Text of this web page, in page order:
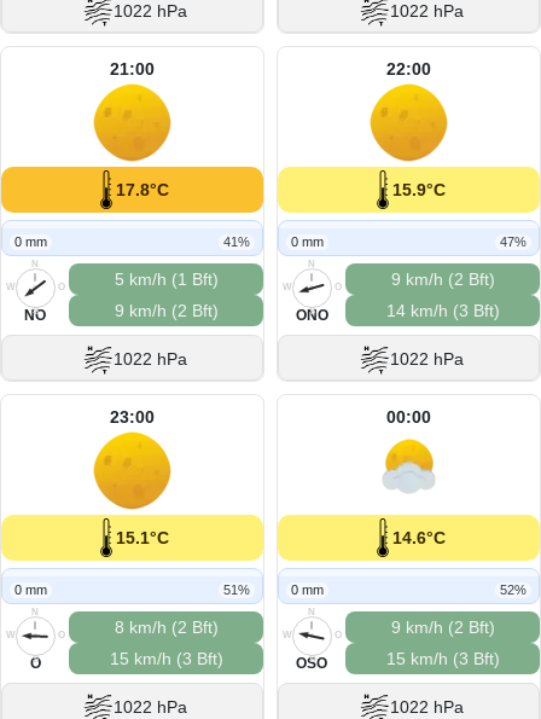
1022 hPa 1022 hPa
21:00
17.8°C
0 mm 41%
N
O
S
W
NO
5 km/h (1 Bft)
9 km/h (2 Bft)
1022 hPa
22:00
15.9°C
0 mm 47%
N
O
S
W
ONO
9 km/h (2 Bft)
14 km/h (3 Bft)
1022 hPa
23:00
15.1°C
0 mm 51%
N
O
S
W
O
8 km/h (2 Bft)
15 km/h (3 Bft)
1022 hPa
00:00
14.6°C
0 mm 52%
N
O
S
W
OSO
9 km/h (2 Bft)
15 km/h (3 Bft)
1022 hPa